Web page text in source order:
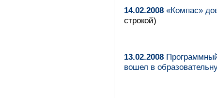
14.02.2008 «Компас»
строкой)
13.02.2008
вошел в